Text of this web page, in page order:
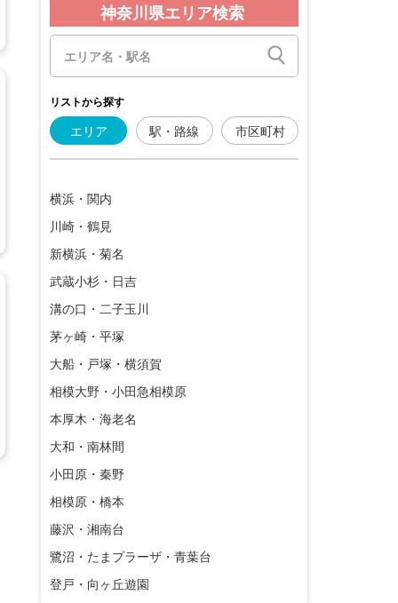
神奈川県エリア検索
リストから探す
エリア 駅・路線 市区町村
横浜・関内
川崎・鶴見
新横浜・菊名
武蔵小杉・日吉
溝の口・二子玉川
茅ヶ崎・平塚
大船・戸塚・横須賀
相模大野・小田急相模原
本厚木・海老名
大和・南林間
小田原・秦野
相模原・橋本
藤沢・湘南台
鷺沼・たまプラーザ・青葉台
登戸・向ヶ丘遊園